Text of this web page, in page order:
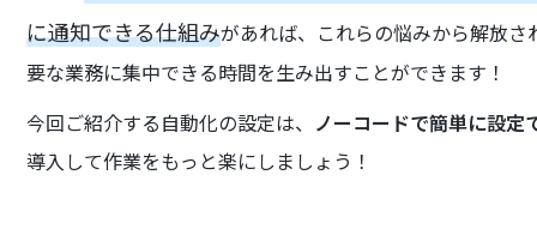
に通知できる仕組みがあれば、これらの悩みから解放
要な業務に集中できる時間を生み出すことができます！
今回ご紹介する自動化の設定は、 ノーコードで簡単に設定
導入して作業をもっと楽にしましょう！